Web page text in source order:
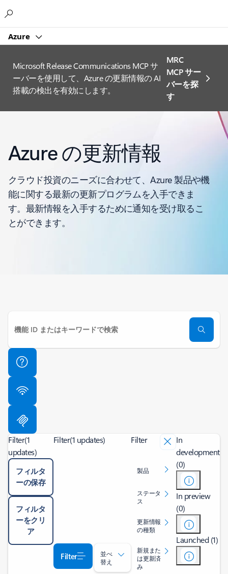
Azure
Microsoft Release Communications MCP サ
ーバーを使用して、Azure の更新情報の AI
搭載の検出を有効にします。
MRC
MCP サー
バーを探
す
Azure の更新情報
クラウド投資のニーズに合わせて、Azure 製品や機
能に関する最新の更新プログラムを入手できま
す。最新情報を入手するために通知を受け取るこ
とができます。
Filter(1
updates)
フィルタ
ーの保存
フィルタ
ーをクリ
ア
Filter(1 updates)
Filter
並べ
替え
Filter
製品
ステータ
ス
更新情報
の種類
新規また
は更新済
み
In
development
(0)
In preview
(0)
Launched (1)